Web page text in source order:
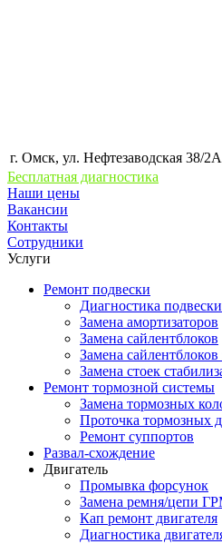
г. Омск, ул. Нефтезаводская 38/2А
Бесплатная диагностика
Наши цены
Вакансии
Контакты
Сотрудники
Услуги
Ремонт подвески
Диагностика подвески
Замена амортизаторов
Замена сайлентблоков
Замена
Замена стоек
Ремонт тормозной системы
Замена тормозных
Проточка тормозных
Ремонт суппортов
Развал-схождение
Двигатель
Промывка форсунок
Замена ремня/цепи
Кап ремонт двигателя
Диагностика